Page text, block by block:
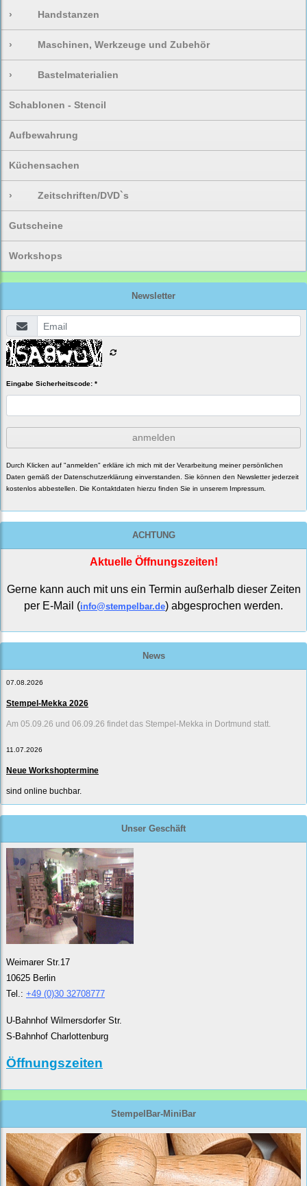
› Handstanzen
› Maschinen, Werkzeuge und Zubehör
› Bastelmaterialien
Schablonen - Stencil
Aufbewahrung
Küchensachen
› Zeitschriften/DVD`s
Gutscheine
Workshops
Newsletter
Eingabe Sicherheitscode: *
anmelden
Durch Klicken auf "anmelden" erkläre ich mich mit der Verarbeitung meiner persönlichen
Daten gemäß der Datenschutzerklärung einverstanden. Sie können den Newsletter jederzeit
kostenlos abbestellen. Die Kontaktdaten hierzu finden Sie in unserem Impressum.
ACHTUNG
Aktuelle Öffnungszeiten!
Gerne kann auch mit uns ein Termin außerhalb dieser Zeiten
per E-Mail (info@stempelbar.de) abgesprochen werden.
News
07.08.2026
Stempel-Mekka 2026
Am 05.09.26 und 06.09.26 findet das Stempel-Mekka in Dortmund statt.
11.07.2026
Neue Workshoptermine
sind online buchbar.
Unser Geschäft
Weimarer Str.17
10625 Berlin
Tel.: +49 (0)30 32708777
U-Bahnhof Wilmersdorfer Str.
S-Bahnhof Charlottenburg
Öffnungszeiten
StempelBar-MiniBar